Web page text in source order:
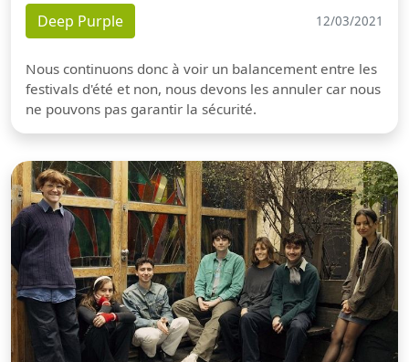
Deep Purple 12/03/2021
Nous continuons donc à voir un balancement entre les
festivals d'été et non, nous devons les annuler car nous
ne pouvons pas garantir la sécurité.